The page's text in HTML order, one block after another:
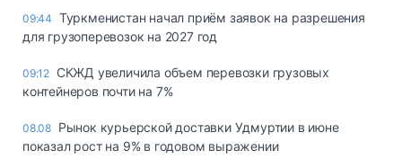
09:44 Туркменистан начал приём заявок на разрешения
для грузоперевозок на 2027 год
09:12 СКЖД увеличила объем перевозки грузовых
контейнеров почти на 7%
08.08 Рынок курьерской доставки Удмуртии в июне
показал рост на 9% в годовом выражении